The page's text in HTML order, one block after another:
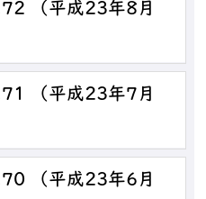
（平成23年8月
（平成23年7月
（平成23年6月